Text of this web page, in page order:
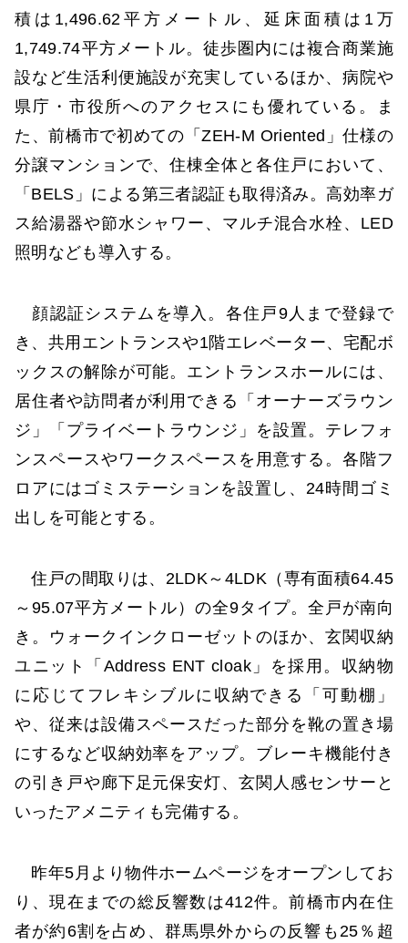
積は1,496.62平方メートル、延床面積は1万
1,749.74平方メートル。徒歩圏内には複合商業施
設など生活利便施設が充実しているほか、病院や
県庁・市役所へのアクセスにも優れている。ま
た、前橋市で初めての「ZEH-M Oriented」仕様の
分譲マンションで、住棟全体と各住戸において、
「BELS」による第三者認証も取得済み。高効率ガ
ス給湯器や節水シャワー、マルチ混合水栓、LED
照明なども導入する。
顔認証システムを導入。各住戸9人まで登録で
き、共用エントランスや1階エレベーター、宅配ボ
ックスの解除が可能。エントランスホールには、
居住者や訪問者が利用できる「オーナーズラウン
ジ」「プライベートラウンジ」を設置。テレフォ
ンスペースやワークスペースを用意する。各階フ
ロアにはゴミステーションを設置し、24時間ゴミ
出しを可能とする。
住戸の間取りは、2LDK～4LDK（専有面積64.45
～95.07平方メートル）の全9タイプ。全戸が南向
き。ウォークインクローゼットのほか、玄関収納
ユニット「Address ENT cloak」を採用。収納物
に応じてフレキシブルに収納できる「可動棚」
や、従来は設備スペースだった部分を靴の置き場
にするなど収納効率をアップ。ブレーキ機能付き
の引き戸や廊下足元保安灯、玄関人感センサーと
いったアメニティも完備する。
昨年5月より物件ホームページをオープンしてお
り、現在までの総反響数は412件。前橋市内在住
者が約6割を占め、群馬県外からの反響も25％超